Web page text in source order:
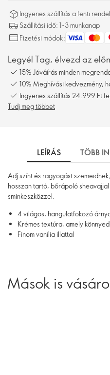
Ingyenes szállítás a fenti
Szállítási idő: 1-3 munkanap
Fizetési módok:
Legyél Tag, élvezd az
15% Jóváírás minden
10% Meghívási kedvezmény,
Ingyenes szállítás 24.999 Ft
Tudj meg többet
LEÍRÁS TÖBB
Adj színt és ragyogást
hosszan tartó, bőrápoló
sminkeszközzel.
4 világos, hangulatfokozó
Krémes textúra, amely
Finom vanília illattal
Mások is